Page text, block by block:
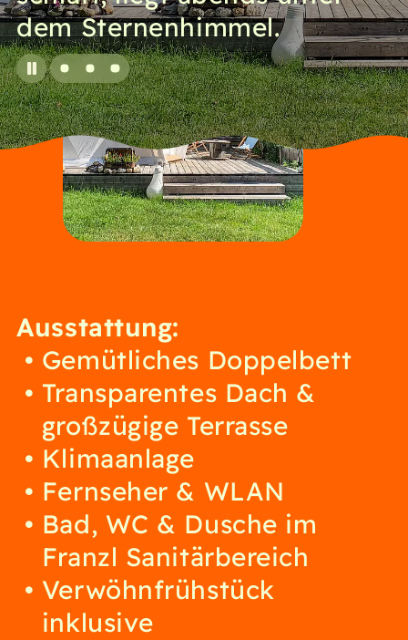
dem Sternenhimmel.
Ausstattung:
Gemütliches Doppelbett
Transparentes Dach &
großzügige Terrasse
Klimaanlage
Fernseher & WLAN
Bad, WC & Dusche im
Franzl Sanitärbereich
Verwöhnfrühstück
inklusive